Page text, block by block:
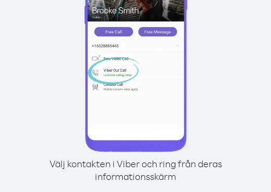
Välj kontakten i Viber och ring från deras
informationsskärm